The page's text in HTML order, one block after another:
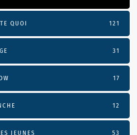
QUOI 121
31
17
12
JEUNES 53